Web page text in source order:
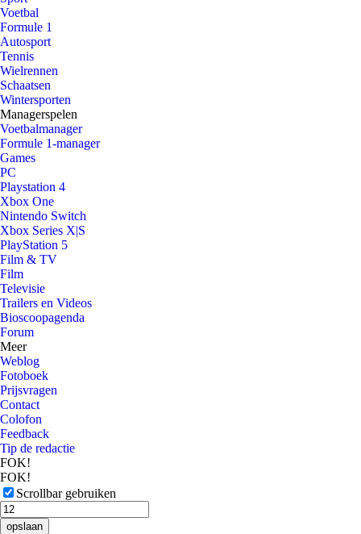
Voetbal
Formule 1
Autosport
Tennis
Wielrennen
Schaatsen
Wintersporten
Managerspelen
Voetbalmanager
Formule 1-manager
Games
PC
Playstation 4
Xbox One
Nintendo Switch
Xbox Series X|S
PlayStation 5
Film & TV
Film
Televisie
Trailers en Videos
Bioscoopagenda
Forum
Meer
Weblog
Fotoboek
Prijsvragen
Contact
Colofon
Feedback
Tip de redactie
FOK!
FOK!
Scrollbar gebruiken
opslaan